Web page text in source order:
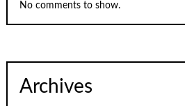
No comments to show.
Archives